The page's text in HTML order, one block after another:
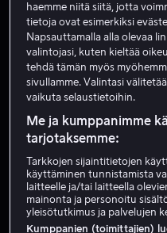
54
5.9 Draama 1998
haemme niitä siitä, jotta
tietoja ovat esimerkiksi
Napsauttamalla alla olevaa
valintojasi, kuten kieltää
tehdä tämän myös
sivullamme. Valintasi
vaikuta selaustietoihin.
Me ja kumppanimme
tarjotaksemme:
Tarkkojen sijaintitietojen
käyttäminen tunnistamista
laitteelle ja/tai laitteella
mainonta ja personoitu
yleisötutkimus ja palvelujen
Kumppanien (toimittajien)